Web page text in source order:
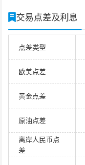
交易点差及利息
点差类型
欧美点差
黄金点差
原油点差
离岸人民币点
差